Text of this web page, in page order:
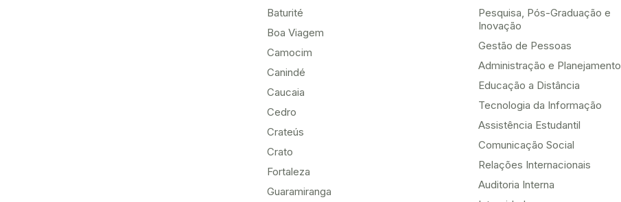
Baturité
Boa Viagem
Camocim
Canindé
Caucaia
Cedro
Crateús
Crato
Fortaleza
Guaramiranga
Pesquisa, Pós-Graduação e
Inovação
Gestão de Pessoas
Administração e Planejamento
Educação a Distância
Tecnologia da Informação
Assistência Estudantil
Comunicação Social
Relações Internacionais
Auditoria Interna